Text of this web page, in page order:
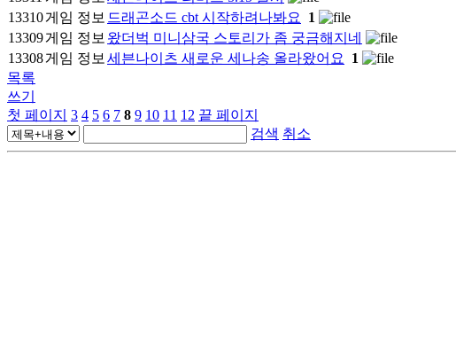
13310게임 정보 드래곤소드 cbt 시작하려나봐요 1
13309게임 정보 왔더벅 미니삼국 스토리가 좀 궁금해지네
13308게임 정보 세븐나이츠 새로운 세나송 올라왔어요 1
목록
쓰기
첫 페이지 3 4 5 6 7 8 9 10 11 12 끝 페이지
검색 취소